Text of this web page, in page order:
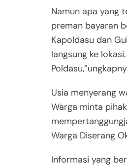
Namun apa yang
preman bayaran
Kapoldasu dan
langsung ke
Usia menyerang
Warga minta
Warga Diserang
Informasi yang